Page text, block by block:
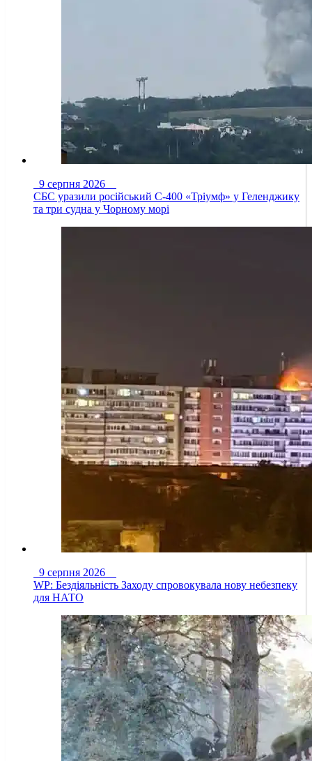
9 серпня 2026
СБС уразили російський С-400 «Тріумф» у Геленджику
та три судна у Чорному морі
9 серпня 2026
WP: Бездіяльність Заходу спровокувала нову небезпеку
для НАТО